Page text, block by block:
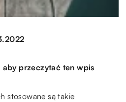
aby przeczytać ten wpis
stosowane są takie